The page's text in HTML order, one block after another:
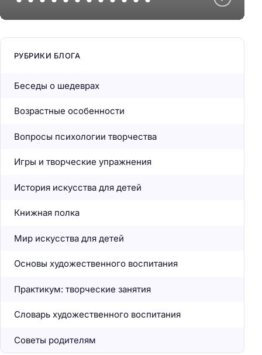
РУБРИКИ БЛОГА
Беседы о шедеврах
Возрастные особенности
Вопросы психологии творчества
Игры и творческие упражнения
История искусства для детей
Книжная полка
Мир искусства для детей
Основы художественного воспитания
Практикум: творческие занятия
Словарь художественного воспитания
Советы родителям